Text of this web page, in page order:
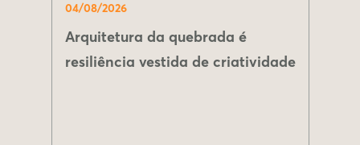
04/08/2026
Arquitetura da quebrada é
resiliência vestida de criatividade